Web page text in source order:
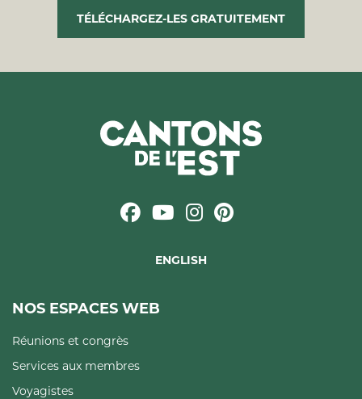
TÉLÉCHARGEZ-LES GRATUITEMENT
ENGLISH
NOS ESPACES WEB
Réunions et congrès
Services aux membres
Voyagistes